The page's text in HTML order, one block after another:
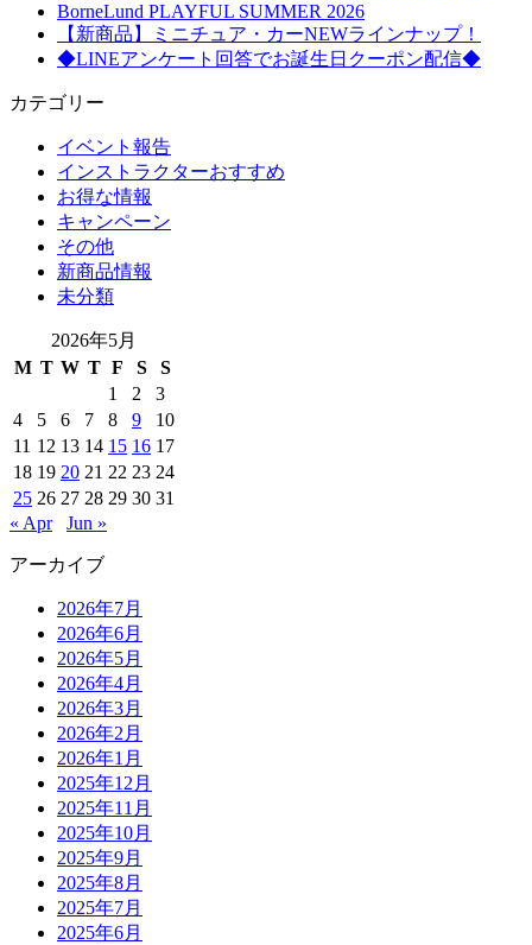
BorneLund PLAYFUL SUMMER 2026
【新商品】ミニチュア・カーNEWラインナップ！
◆LINEアンケート回答でお誕生日クーポン配信◆
カテゴリー
イベント報告
インストラクターおすすめ
お得な情報
キャンペーン
その他
新商品情報
未分類
2026年5月
M T W T F S
S
1
2
3
4
5 6 7 8 9
10
11 12 13 14 15 16 17
18 19 20 21 22 23 24
25 26 27 28 29 30 31
« Apr
Jun »
アーカイブ
2026年7月
2026年6月
2026年5月
2026年4月
2026年3月
2026年2月
2026年1月
2025年12月
2025年11月
2025年10月
2025年9月
2025年8月
2025年7月
2025年6月